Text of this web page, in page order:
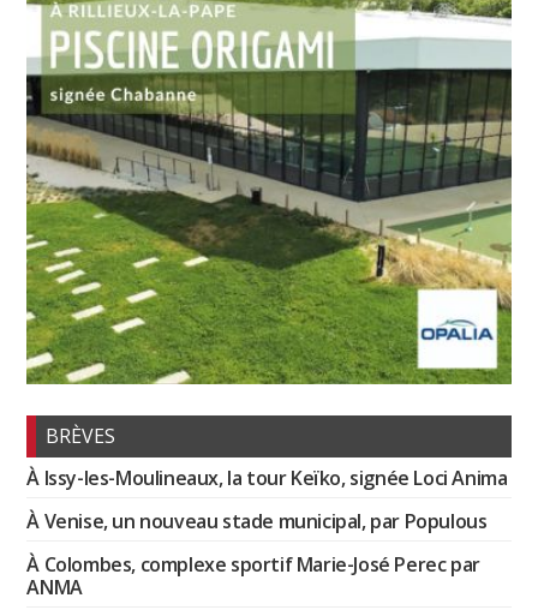
BRÈVES
À Issy-les-Moulineaux, la tour Keïko, signée Loci Anima
À Venise, un nouveau stade municipal, par Populous
À Colombes, complexe sportif Marie-José Perec par
ANMA